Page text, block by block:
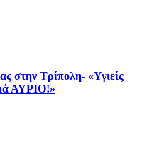
στην Τρίπολη- «Υγιείς
ΑΥΡΙΟ!»